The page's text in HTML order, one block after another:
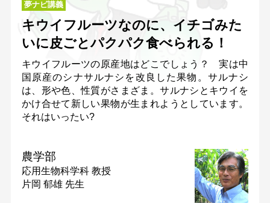
夢ナビ講義
キウイフルーツなのに、イチゴみた
いに皮ごとパクパク食べられる！
キウイフルーツの原産地はどこでしょう？ 実は中
国原産のシナサルナシを改良した果物。サルナシ
は、形や色、性質がさまざま。サルナシとキウイを
かけ合せて新しい果物が生まれようとしています。
それはいったい?
農学部
応用生物科学科 教授
片岡 郁雄 先生